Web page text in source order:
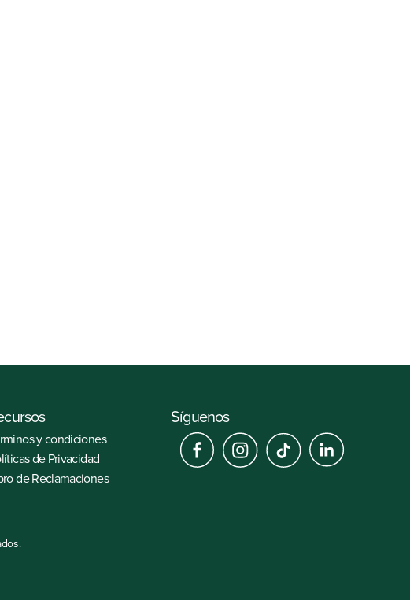
y condiciones
de Privacidad
de Reclamaciones
Síguenos